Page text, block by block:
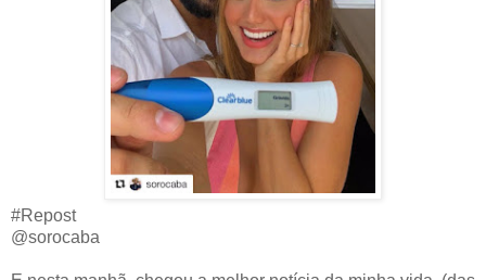
#Repost
@sorocaba